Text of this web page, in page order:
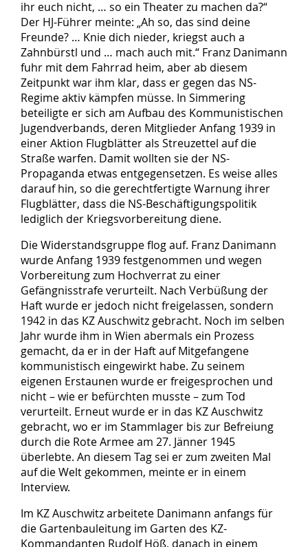
ihr euch nicht, … so ein Theater zu machen da?“
Der HJ-Führer meinte: „Ah so, das sind deine
Freunde? … Knie dich nieder, kriegst auch a
Zahnbürstl und … mach auch mit.“ Franz Danimann
fuhr mit dem Fahrrad heim, aber ab diesem
Zeitpunkt war ihm klar, dass er gegen das NS-
Regime aktiv kämpfen müsse. In Simmering
beteiligte er sich am Aufbau des Kommunistischen
Jugendverbands, deren Mitglieder Anfang 1939 in
einer Aktion Flugblätter als Streuzettel auf die
Straße warfen. Damit wollten sie der NS-
Propaganda etwas entgegensetzen. Es weise alles
darauf hin, so die gerechtfertigte Warnung ihrer
Flugblätter, dass die NS-Beschäftigungspolitik
lediglich der Kriegsvorbereitung diene.
Die Widerstandsgruppe flog auf. Franz Danimann
wurde Anfang 1939 festgenommen und wegen
Vorbereitung zum Hochverrat zu einer
Gefängnisstrafe verurteilt. Nach Verbüßung der
Haft wurde er jedoch nicht freigelassen, sondern
1942 in das KZ Auschwitz gebracht. Noch im selben
Jahr wurde ihm in Wien abermals ein Prozess
gemacht, da er in der Haft auf Mitgefangene
kommunistisch eingewirkt habe. Zu seinem
eigenen Erstaunen wurde er freigesprochen und
nicht – wie er befürchten musste – zum Tod
verurteilt. Erneut wurde er in das KZ Auschwitz
gebracht, wo er im Stammlager bis zur Befreiung
durch die Rote Armee am 27. Jänner 1945
überlebte. An diesem Tag sei er zum zweiten Mal
auf die Welt gekommen, meinte er in einem
Interview.
Im KZ Auschwitz arbeitete Danimann anfangs für
die Gartenbauleitung im Garten des KZ-
Kommandanten Rudolf Höß, danach in einem